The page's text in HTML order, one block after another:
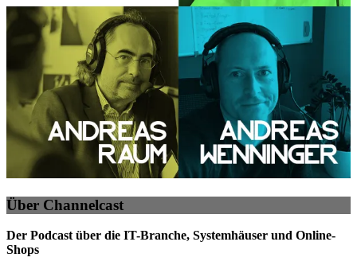
Über Channelcast
Der Podcast über die IT-Branche, Systemhäuser und Online-
Shops